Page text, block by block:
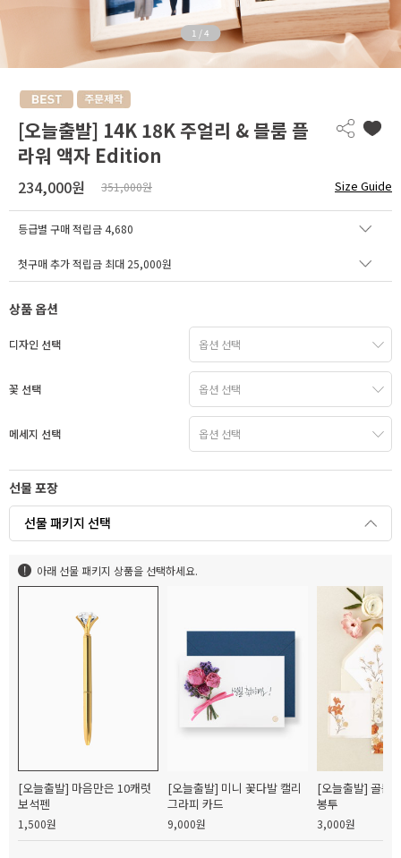
1 /4
[오늘출발] 14K 18K 주얼리 & 블룸 플
라워 액자 Edition
234,000원 351,000원 Size Guide
등급별 구매 적립금4,680
첫구매 추가 적립금 최대 25,000원
상품 옵션
디자인 선택
꽃 선택
메세지 선택
선물 포장
선물 패키지 선택
아래 선물 패키지 상품을 선택하세요.
[오늘출발] 마음만은 10캐럿
보석펜
1,500원
[오늘출발] 미니 꽃다발 캘리
그라피 카드
9,000원
[오늘출발] 골든
봉투
3,000원